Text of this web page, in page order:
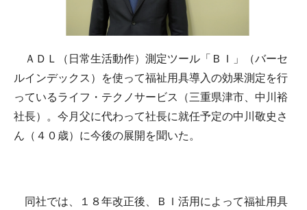
ＡＤＬ（日常生活動作）測定ツール「ＢＩ」（バーセ
ルインデックス）を使って福祉用具導入の効果測定を行
っているライフ・テクノサービス（三重県津市、中川裕
社長）。今月父に代わって社長に就任予定の中川敬史さ
ん（４０歳）に今後の展開を聞いた。
同社では、１８年改正後、ＢＩ活用によって福祉用具